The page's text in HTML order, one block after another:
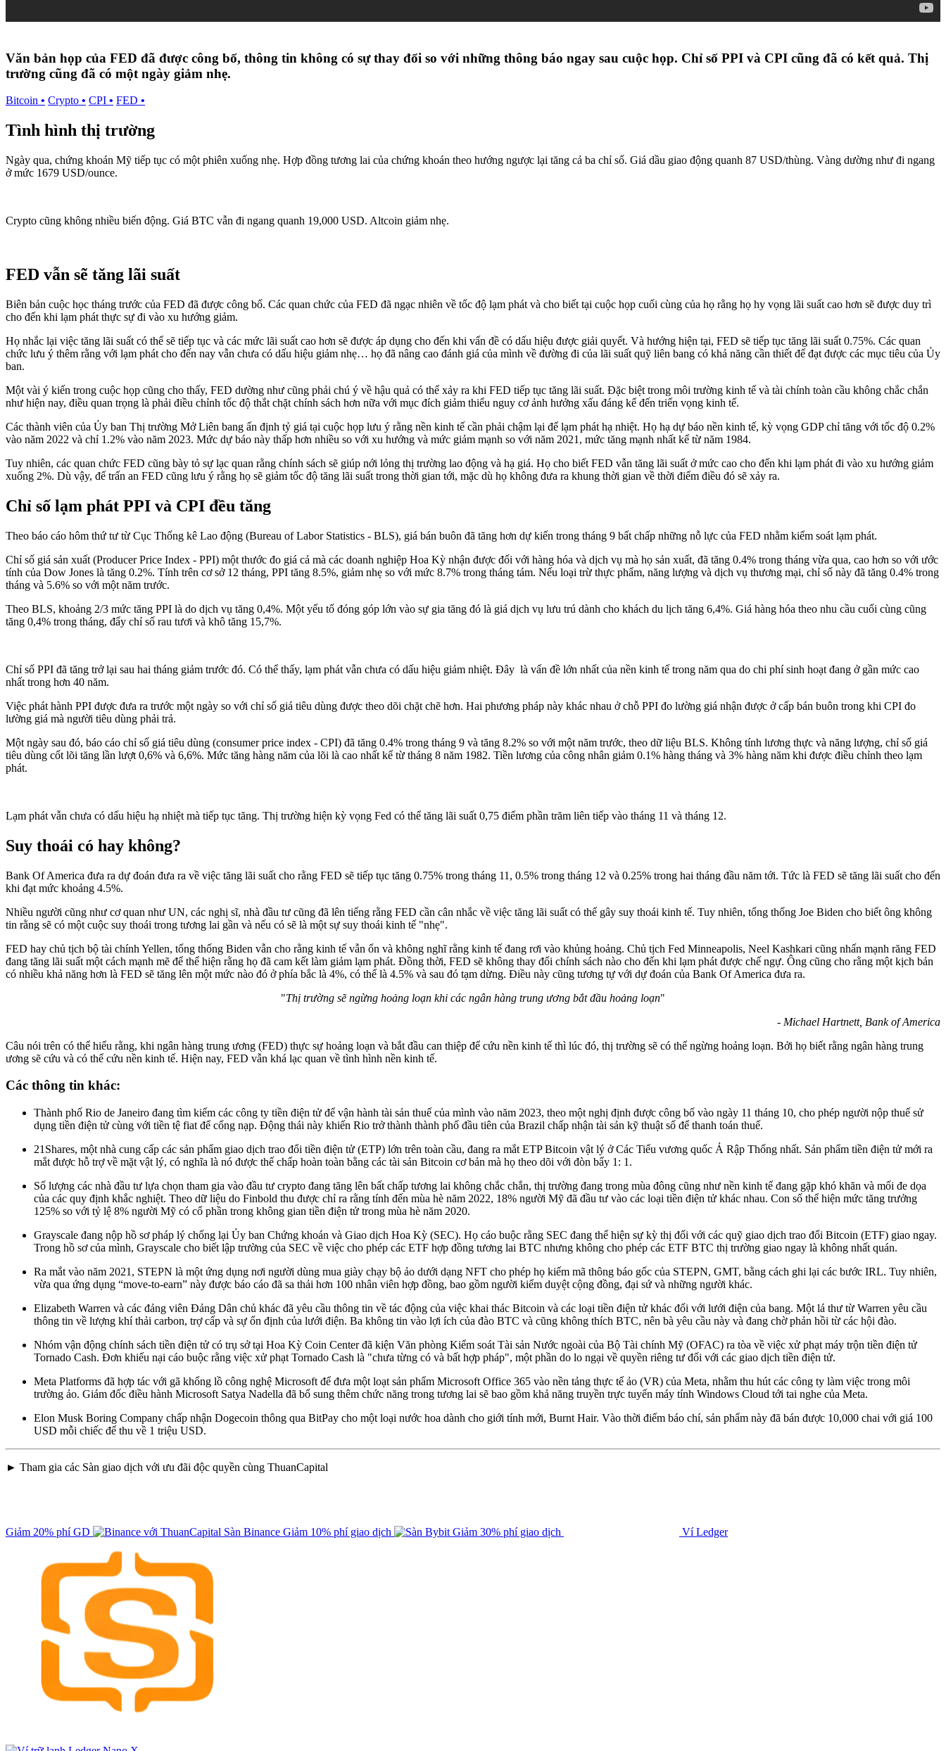
Văn bản họp của FED đã được công bố, thông tin không có sự thay đổi so với những thông báo ngay sau cuộc họp. Chỉ số PPI và CPI cũng đã có kết quả. Thị
trường cũng đã có một ngày giảm nhẹ.
Bitcoin • Crypto • CPI • FED •
Tình hình thị trường
Ngày qua, chứng khoán Mỹ tiếp tục có một phiên xuống nhẹ. Hợp đồng tương lai của chứng khoán theo hướng ngược lại tăng cả ba chỉ số. Giá dầu giao động quanh 87 USD/thùng. Vàng dường như đi ngang
ở mức 1679 USD/ounce.
Crypto cũng không nhiều biến động. Giá BTC vẫn đi ngang quanh 19,000 USD. Altcoin giảm nhẹ.
FED vẫn sẽ tăng lãi suất
Biên bản cuộc học tháng trước của FED đã được công bố. Các quan chức của FED đã ngạc nhiên về tốc độ lạm phát và cho biết tại cuộc họp cuối cùng của họ rằng họ hy vọng lãi suất cao hơn sẽ được duy trì
cho đến khi lạm phát thực sự đi vào xu hướng giảm.
Họ nhắc lại việc tăng lãi suất có thể sẽ tiếp tục và các mức lãi suất cao hơn sẽ được áp dụng cho đến khi vấn đề có dấu hiệu được giải quyết. Và hướng hiện tại, FED sẽ tiếp tục tăng lãi suất 0.75%. Các quan
chức lưu ý thêm rằng với lạm phát cho đến nay vẫn chưa có dấu hiệu giảm nhẹ… họ đã nâng cao đánh giá của mình về đường đi của lãi suất quỹ liên bang có khả năng cần thiết để đạt được các mục tiêu của Ủy
ban.
Một vài ý kiến trong cuộc họp cũng cho thấy, FED dường như cũng phải chú ý về hậu quả có thể xảy ra khi FED tiếp tục tăng lãi suất. Đặc biệt trong môi trường kinh tế và tài chính toàn cầu không chắc chắn
như hiện nay, điều quan trọng là phải điều chỉnh tốc độ thắt chặt chính sách hơn nữa với mục đích giảm thiểu nguy cơ ảnh hưởng xấu đáng kể đến triển vọng kinh tế.
Các thành viên của Ủy ban Thị trường Mở Liên bang ấn định tỷ giá tại cuộc họp lưu ý rằng nền kinh tế cần phải chậm lại để lạm phát hạ nhiệt. Họ hạ dự báo nền kinh tế, kỳ vọng GDP chỉ tăng với tốc độ 0.2%
vào năm 2022 và chỉ 1.2% vào năm 2023. Mức dự báo này thấp hơn nhiều so với xu hướng và mức giảm mạnh so với năm 2021, mức tăng mạnh nhất kể từ năm 1984.
Tuy nhiên, các quan chức FED cũng bày tỏ sự lạc quan rằng chính sách sẽ giúp nới lỏng thị trường lao động và hạ giá. Họ cho biết FED vẫn tăng lãi suất ở mức cao cho đến khi lạm phát đi vào xu hướng giảm
xuống 2%. Dù vậy, để trấn an FED cũng lưu ý rằng họ sẽ giảm tốc độ tăng lãi suất trong thời gian tới, mặc dù họ không đưa ra khung thời gian về thời điểm điều đó sẽ xảy ra.
Chỉ số lạm phát PPI và CPI đều tăng
Theo báo cáo hôm thứ tư từ Cục Thống kê Lao động (Bureau of Labor Statistics - BLS), giá bán buôn đã tăng hơn dự kiến ​​trong tháng 9 bất chấp những nỗ lực của FED nhằm kiểm soát lạm phát.
Chỉ số giá sản xuất (Producer Price Index - PPI) một thước đo giá cả mà các doanh nghiệp Hoa Kỳ nhận được đối với hàng hóa và dịch vụ mà họ sản xuất, đã tăng 0.4% trong tháng vừa qua, cao hơn so với ước
tính của Dow Jones là tăng 0.2%. Tính trên cơ sở 12 tháng, PPI tăng 8.5%, giảm nhẹ so với mức 8.7% trong tháng tám. Nếu loại trừ thực phẩm, năng lượng và dịch vụ thương mại, chỉ số này đã tăng 0.4% trong
tháng và 5.6% so với một năm trước.
Theo BLS, khoảng 2/3 mức tăng PPI là do dịch vụ tăng 0,4%. Một yếu tố đóng góp lớn vào sự gia tăng đó là giá dịch vụ lưu trú dành cho khách du lịch tăng 6,4%. Giá hàng hóa theo nhu cầu cuối cùng cũng
tăng 0,4% trong tháng, đẩy chỉ số rau tươi và khô tăng 15,7%.
Chỉ số PPI đã tăng trở lại sau hai tháng giảm trước đó. Có thể thấy, lạm phát vẫn chưa có dấu hiệu giảm nhiệt. Đây là vấn đề lớn nhất của nền kinh tế trong năm qua do chi phí sinh hoạt đang ở gần mức cao
nhất trong hơn 40 năm.
Việc phát hành PPI được đưa ra trước một ngày so với chỉ số giá tiêu dùng được theo dõi chặt chẽ hơn. Hai phương pháp này khác nhau ở chỗ PPI đo lường giá nhận được ở cấp bán buôn trong khi CPI đo
lường giá mà người tiêu dùng phải trả.
Một ngày sau đó, báo cáo chỉ số giá tiêu dùng (consumer price index - CPI) đã tăng 0.4% trong tháng 9 và tăng 8.2% so với một năm trước, theo dữ liệu BLS. Không tính lương thực và năng lượng, chỉ số giá
tiêu dùng cốt lõi tăng lần lượt 0,6% và 6,6%. Mức tăng hàng năm của lõi là cao nhất kể từ tháng 8 năm 1982. Tiền lương của công nhân giảm 0.1% hàng tháng và 3% hàng năm khi được điều chỉnh theo lạm
phát.
Lạm phát vẫn chưa có dấu hiệu hạ nhiệt mà tiếp tục tăng. Thị trường hiện kỳ ​​vọng Fed có thể tăng lãi suất 0,75 điểm phần trăm liên tiếp vào tháng 11 và tháng 12.
Suy thoái có hay không?
Bank Of America đưa ra dự đoán đưa ra về việc tăng lãi suất cho rằng FED sẽ tiếp tục tăng 0.75% trong tháng 11, 0.5% trong tháng 12 và 0.25% trong hai tháng đầu năm tới. Tức là FED sẽ tăng lãi suất cho đến
khi đạt mức khoảng 4.5%.
Nhiều người cũng như cơ quan như UN, các nghị sĩ, nhà đầu tư cũng đã lên tiếng rằng FED cần cân nhắc về việc tăng lãi suất có thể gây suy thoái kinh tế. Tuy nhiên, tổng thống Joe Biden cho biết ông không
tin rằng sẽ có một cuộc suy thoái trong tương lai gần và nếu có sẽ là một sự suy thoái kinh tế "nhẹ".
FED hay chủ tịch bộ tài chính Yellen, tổng thống Biden vẫn cho rằng kinh tế vẫn ổn và không nghĩ rằng kinh tế đang rơi vào khủng hoảng. Chủ tịch Fed Minneapolis, Neel Kashkari cũng nhấn mạnh răng FED
đang tăng lãi suất một cách mạnh mẽ để thể hiện rằng họ đã cam kết làm giảm lạm phát. Đồng thời, FED sẽ không thay đổi chính sách nào cho đến khi lạm phát được chế ngự. Ông cũng cho rằng một kịch bản
có nhiều khả năng hơn là FED sẽ tăng lên một mức nào đó ở phía bắc là 4%, có thể là 4.5% và sau đó tạm dừng. Điều này cũng tương tự với dự đoán của Bank Of America đưa ra.
"Thị trường sẽ ngừng hoảng loạn khi các ngân hàng trung ương bắt đầu hoảng loạn"
- Michael Hartnett, Bank of America
Câu nói trên có thể hiểu rằng, khi ngân hàng trung ương (FED) thực sự hoảng loạn và bắt đầu can thiệp để cứu nền kinh tế thì lúc đó, thị trường sẽ có thể ngừng hoảng loạn. Bởi họ biết rằng ngân hàng trung
ương sẽ cứu và có thể cứu nền kinh tế. Hiện nay, FED vẫn khá lạc quan về tình hình nền kinh tế.
Các thông tin khác:
Thành phố Rio de Janeiro đang tìm kiếm các công ty tiền điện tử để vận hành tài sản thuế của mình vào năm 2023, theo một nghị định được công bố vào ngày 11 tháng 10, cho phép người nộp thuế sử
dụng tiền điện tử cùng với tiền tệ fiat để cống nạp. Động thái này khiến Rio trở thành thành phố đầu tiên của Brazil chấp nhận tài sản kỹ thuật số để thanh toán thuế.
21Shares, một nhà cung cấp các sản phẩm giao dịch trao đổi tiền điện tử (ETP) lớn trên toàn cầu, đang ra mắt ETP Bitcoin vật lý ở Các Tiểu vương quốc Ả Rập Thống nhất. Sản phẩm tiền điện tử mới ra
mắt được hỗ trợ về mặt vật lý, có nghĩa là nó được thế chấp hoàn toàn bằng các tài sản Bitcoin cơ bản mà họ theo dõi với đòn bẩy 1: 1.
Số lượng các nhà đầu tư lựa chọn tham gia vào đầu tư crypto đang tăng lên bất chấp tương lai không chắc chắn, thị trường đang trong mùa đông cũng như nền kinh tế đang gặp khó khăn và mối đe dọa
của các quy định khắc nghiệt. Theo dữ liệu do Finbold thu được chỉ ra rằng tính đến mùa hè năm 2022, 18% người Mỹ đã đầu tư vào các loại tiền điện tử khác nhau. Con số thể hiện mức tăng trưởng
125% so với tỷ lệ 8% người Mỹ có cổ phần trong không gian tiền điện tử trong mùa hè năm 2020.
Grayscale đang nộp hồ sơ pháp lý chống lại Ủy ban Chứng khoán và Giao dịch Hoa Kỳ (SEC). Họ cáo buộc rằng SEC đang thể hiện sự kỳ thị đối với các quỹ giao dịch trao đổi Bitcoin (ETF) giao ngay.
Trong hồ sơ của mình, Grayscale cho biết lập trường của SEC về việc cho phép các ETF hợp đồng tương lai BTC nhưng không cho phép các ETF BTC thị trường giao ngay là không nhất quán.
Ra mắt vào năm 2021, STEPN là một ứng dụng nơi người dùng mua giày chạy bộ ảo dưới dạng NFT cho phép họ kiếm mã thông báo gốc của STEPN, GMT, bằng cách ghi lại các bước IRL. Tuy nhiên,
vừa qua ứng dụng “move-to-earn” này được báo cáo đã sa thải hơn 100 nhân viên hợp đồng, bao gồm người kiểm duyệt cộng đồng, đại sứ và những người khác.
Elizabeth Warren và các đảng viên Đảng Dân chủ khác đã yêu cầu thông tin về tác động của việc khai thác Bitcoin và các loại tiền điện tử khác đối với lưới điện của bang. Một lá thư từ Warren yêu cầu
thông tin về lượng khí thải carbon, trợ cấp và sự ổn định của lưới điện. Ba không tin vào lợi ích của đào BTC và cũng không thích BTC, nên bà yêu cầu này và đang chờ phản hồi từ các hội đào.
Nhóm vận động chính sách tiền điện tử có trụ sở tại Hoa Kỳ Coin Center đã kiện Văn phòng Kiểm soát Tài sản Nước ngoài của Bộ Tài chính Mỹ (OFAC) ra tòa về việc xử phạt máy trộn tiền điện tử
Tornado Cash. Đơn khiếu nại cáo buộc rằng việc xử phạt Tornado Cash là "chưa từng có và bất hợp pháp", một phần do lo ngại về quyền riêng tư đối với các giao dịch tiền điện tử.
Meta Platforms đã hợp tác với gã khổng lồ công nghệ Microsoft để đưa một loạt sản phẩm Microsoft Office 365 vào nền tảng thực tế ảo (VR) của Meta, nhằm thu hút các công ty làm việc trong môi
trường ảo. Giám đốc điều hành Microsoft Satya Nadella đã bổ sung thêm chức năng trong tương lai sẽ bao gồm khả năng truyền trực tuyến máy tính Windows Cloud tới tai nghe của Meta.
Elon Musk Boring Company chấp nhận Dogecoin thông qua BitPay cho một loại nước hoa dành cho giới tính mới, Burnt Hair. Vào thời điểm báo chí, sản phẩm này đã bán được 10,000 chai với giá 100
USD mỗi chiếc để thu về 1 triệu USD.
► Tham gia các Sàn giao dịch với ưu đãi độc quyền cùng ThuanCapital
Giảm 20% phí GD Sàn Binance Giảm 10% phí giao dịch Giảm 30% phí giao dịch Ví Ledger